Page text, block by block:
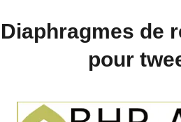
Diaphragmes de
pour